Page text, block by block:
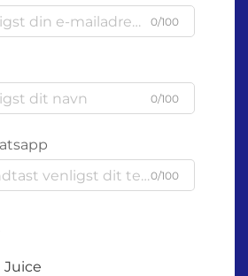
0/100
0/100
0/100
Juice